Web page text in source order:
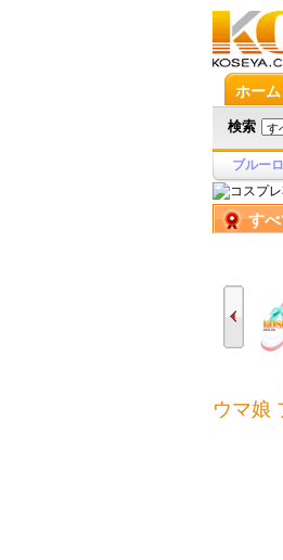
ホーム
検索
ブルー
す
ウマ娘